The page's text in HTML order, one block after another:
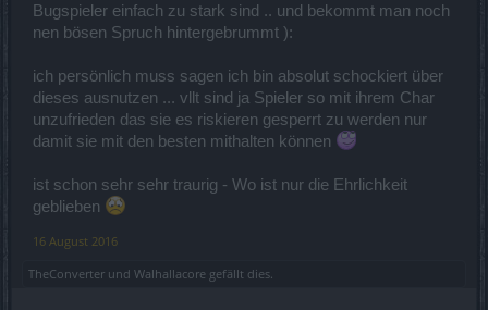
Bugspieler einfach zu stark sind .. und bekommt man noch
nen bösen Spruch hintergebrummt ):
ich persönlich muss sagen ich bin absolut schockiert über
dieses ausnutzen ... vllt sind ja Spieler so mit ihrem Char
unzufrieden das sie es riskieren gesperrt zu werden nur
damit sie mit den besten mithalten können
ist schon sehr sehr traurig - Wo ist nur die Ehrlichkeit
geblieben
16 August 2016
TheConverter und Walhallacore gefällt dies.